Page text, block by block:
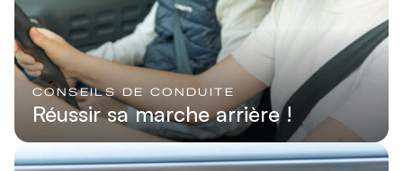
CONSEILS DE CONDUITE
Réussir sa marche arrière !